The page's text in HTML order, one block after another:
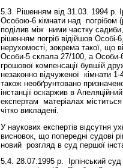
5.3. Рішенням від 31.03. 1994 р.
Особою-6 кімнати над погрібом
поділив між ними частку
рішенням погріб відійшов Особі-
нерухомості, зокрема такої, що
Особи-5 склала 27/100, а
грошової компенсації бувшій
незаконно відчуженої кімнати
також необґрунтовано
інстанції оскаржив в
експертам матеріалах міститься
чітко викладені.
У наукових експертів відсутня
висновок, що попередні судові
новий розгляд в суд першої
5.4. 28.07.1995 р. Ірпінський